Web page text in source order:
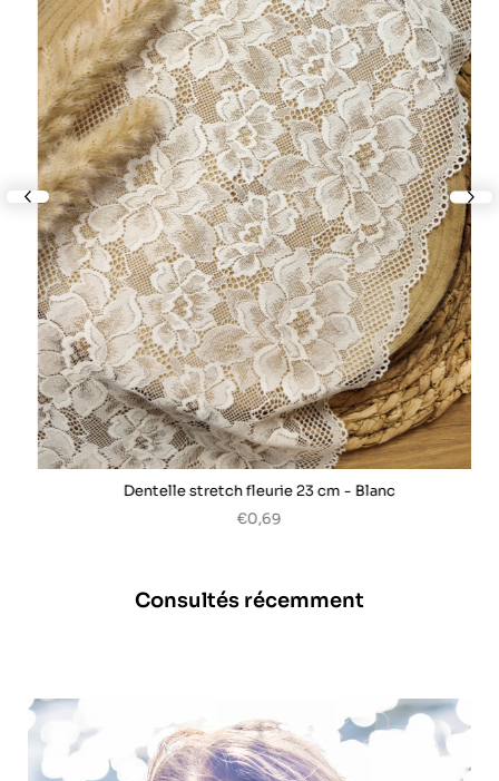
Dentelle stretch fleurie 23 cm - Blanc
€0,69
Consultés récemment